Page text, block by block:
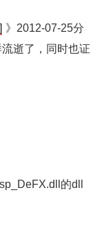
》2012-07-25分
逝了，同时也证
的dll